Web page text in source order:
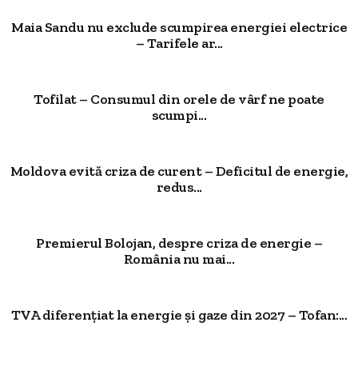
Maia Sandu nu exclude scumpirea energiei electrice
– Tarifele ar...
Tofilat – Consumul din orele de vârf ne poate
scumpi...
Moldova evită criza de curent – Deficitul de energie,
redus...
Premierul Bolojan, despre criza de energie –
România nu mai...
TVA diferențiat la energie și gaze din 2027 – Tofan:...